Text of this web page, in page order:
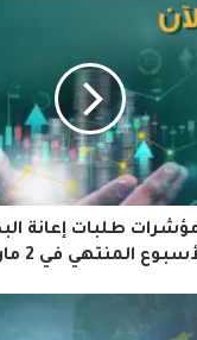
طلبات إعانة
المنتهي في 2 مارس